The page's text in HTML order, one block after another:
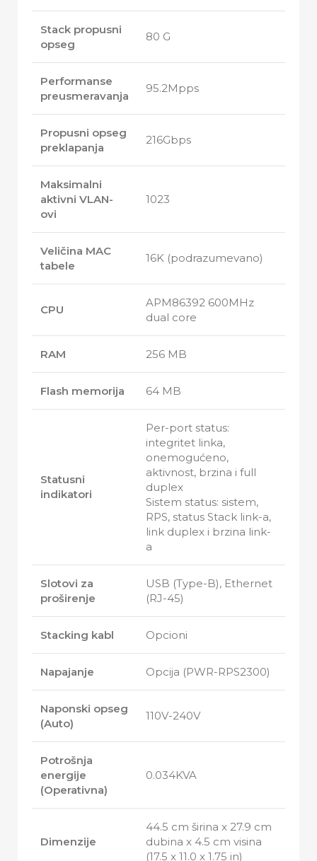
Stack propusni
opseg
80 G
Performanse
preusmeravanja
95.2Mpps
Propusni opseg
preklapanja
216Gbps
Maksimalni
aktivni VLAN-
ovi
1023
Veličina MAC
tabele
16K (podrazumevano)
CPU
APM86392 600MHz
dual core
RAM 256 MB
Flash memorija 64 MB
Statusni
indikatori
Per-port status:
integritet linka,
onemogućeno,
aktivnost, brzina i full
duplex
Sistem status: sistem,
RPS, status Stack link-a,
link duplex i brzina link-
a
Slotovi za
proširenje
USB (Type-B), Ethernet
(RJ-45)
Stacking kabl Opcioni
Napajanje Opcija (PWR-RPS2300)
Naponski opseg
(Auto)
110V-240V
Potrošnja
energije
(Operativna)
0.034KVA
Dimenzije
44.5 cm širina x 27.9 cm
dubina x 4.5 cm visina
(17.5 x 11.0 x 1.75 in)